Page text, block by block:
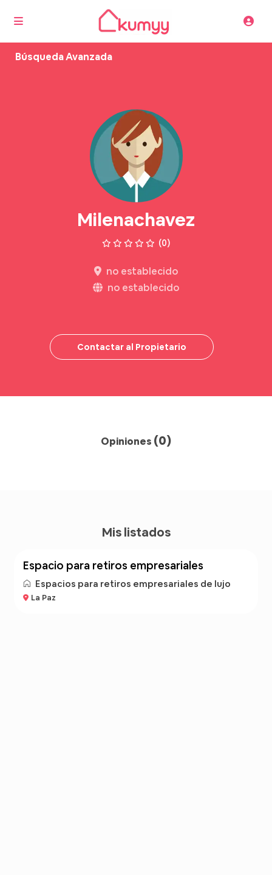
Búsqueda Avanzada
Milenachavez
(0)
no establecido
no establecido
Contactar al Propietario
Opiniones (0)
Mis listados
espacio para retiros empresariales
Espacios para retiros empresariales de lujo
La Paz